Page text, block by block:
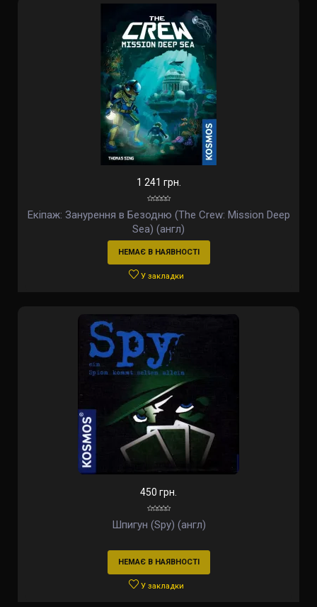
1 241 грн.
Екіпаж: Занурення в Безодню (The Crew: Mission Deep
Sea) (англ)
НЕМАЄ В НАЯВНОСТІ
У закладки
450 грн.
Шпигун (Spy) (англ)
НЕМАЄ В НАЯВНОСТІ
У закладки